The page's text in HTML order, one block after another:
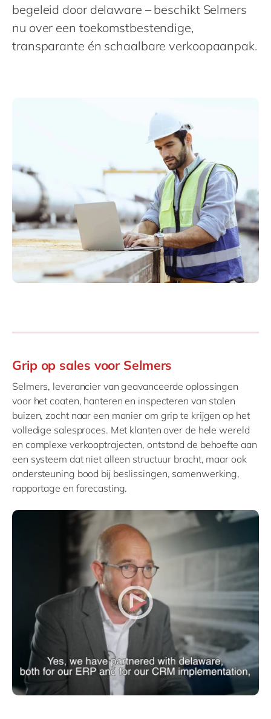
Philippines
Singapore
Switzerland
begeleid door delaware – beschikt Selmers
nu over een toekomstbestendige,
transparante én schaalbare verkoopaanpak.
Grip op sales voor Selmers
Selmers, leverancier van geavanceerde oplossingen
voor het coaten, hanteren en inspecteren van stalen
buizen, zocht naar een manier om grip te krijgen op het
volledige salesproces. Met klanten over de hele wereld
en complexe verkooptrajecten, ontstond de behoefte aan
een systeem dat niet alleen structuur bracht, maar ook
ondersteuning bood bij beslissingen, samenwerking,
rapportage en forecasting.